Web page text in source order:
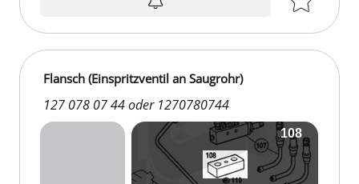
Flansch (Einspritzventil an Saugrohr)
127 078 07 44 oder 1270780744